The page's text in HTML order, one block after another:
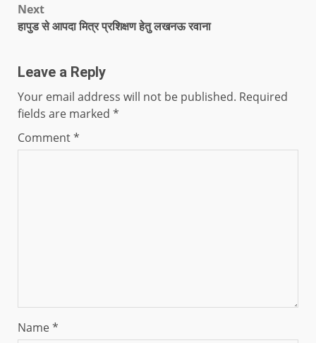
Next
हापुड से आपदा मित्र प्रशिक्षण हेतु लखनऊ रवाना
Leave a Reply
Your email address will not be published. Required
fields are marked *
Comment*
Name*